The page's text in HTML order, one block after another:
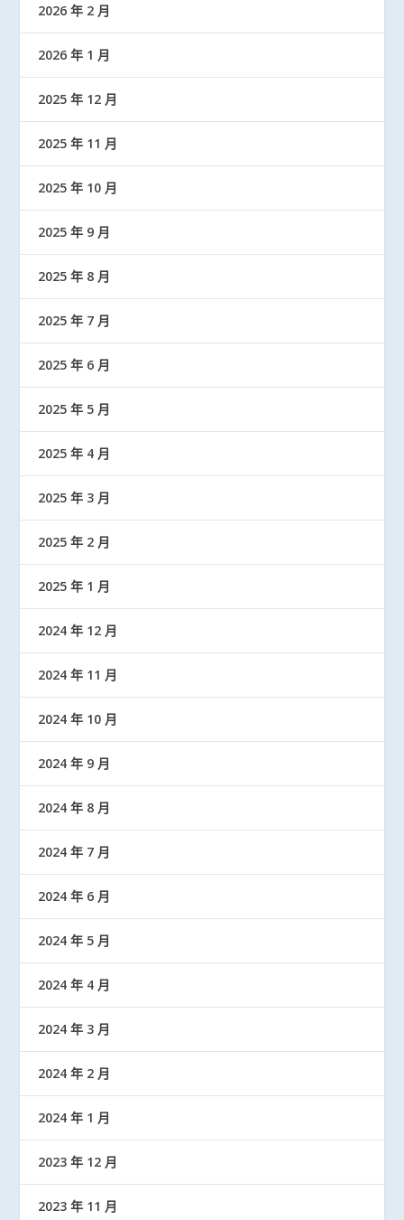
2026 年 2 月
2026 年 1 月
2025 年 12 月
2025 年 11 月
2025 年 10 月
2025 年 9 月
2025 年 8 月
2025 年 7 月
2025 年 6 月
2025 年 5 月
2025 年 4 月
2025 年 3 月
2025 年 2 月
2025 年 1 月
2024 年 12 月
2024 年 11 月
2024 年 10 月
2024 年 9 月
2024 年 8 月
2024 年 7 月
2024 年 6 月
2024 年 5 月
2024 年 4 月
2024 年 3 月
2024 年 2 月
2024 年 1 月
2023 年 12 月
2023 年 11 月